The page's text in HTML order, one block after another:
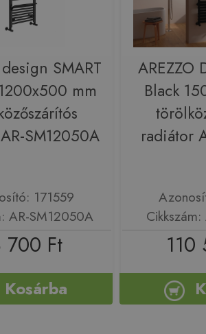
SMART
mm
SM12050A
171559
AR-SM12050A
700 Ft
Kosárba
AREZZO
Black
radiátor
110